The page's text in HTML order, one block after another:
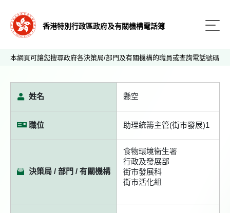
香港特別行政區政府及有關機構電話簿
本網頁可讓您搜尋政府各決策局/部門及有關機構的職員或查詢電話號碼
姓名 懸空
職位 助理統籌主管(街市發展)1
決策局 / 部門 / 有關機構
食物環境衞生署
行政及發展部
街市發展科
街市活化組